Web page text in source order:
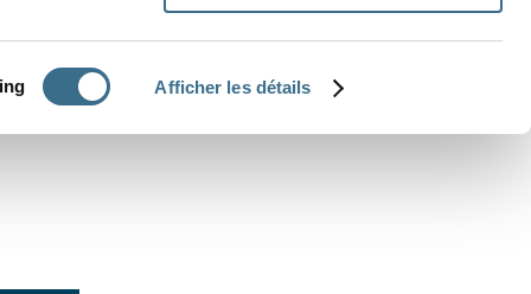
Afficher les détails